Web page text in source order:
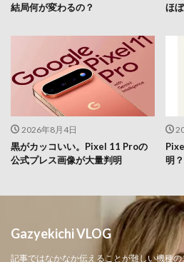
結局何が変わるの？
ほ
2026年8月4日
黒がカッコいい。Pixel 11 Proの
公式プレス画像が大量判明
明
Gazyekichi VLOG
記事ではなかなか伝えることが難しい機種